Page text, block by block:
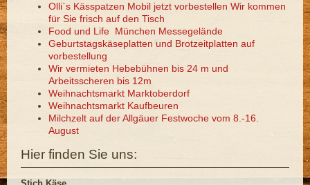
Olli`s Kässpatzen Mobil jetzt vorbestellen Wir kommen
für Sie frisch auf den Tisch
Food und Life München Messegelände
Geburtstagskäseplatten und Brotzeitplatten auf
vorbestellung
Wir vermieten Hebebühnen bis 24 m und
Arbeitsscheren bis 12m
Weihnachtsmarkt Marktoberdorf
Weihnachtsmarkt Kaufbeuren
Milchzelt auf der Allgäuer Festwoche vom 8.-16.
August
Hier finden Sie uns: